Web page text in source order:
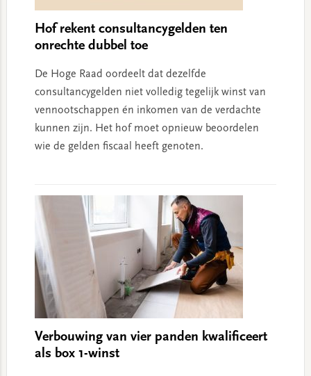
Hof rekent consultancygelden ten
onrechte dubbel toe
De Hoge Raad oordeelt dat dezelfde
consultancygelden niet volledig tegelijk winst van
vennootschappen én inkomen van de verdachte
kunnen zijn. Het hof moet opnieuw beoordelen
wie de gelden fiscaal heeft genoten.
Verbouwing van vier panden kwalificeert
als box 1-winst